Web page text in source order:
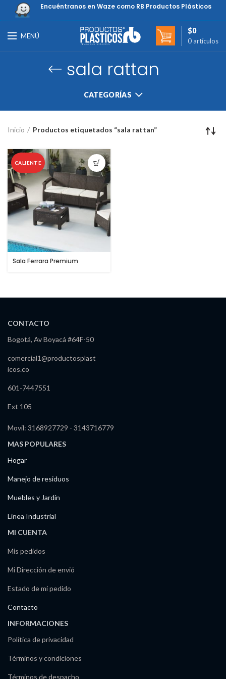
Encuéntranos en Waze como RB Productos Plásticos
MENÚ
0 artículos
$0
sala rattan
CATEGORÍAS
Inicio Productos etiquetados “sala rattan”
CALIENTE
Sala Ferrara Premium
CONTACTO
Bogotá, Av Boyacá #64F-50
comercial1@productosplast
icos.co
601-7447551
Ext 105
Movil: 3168927729 - 3143716779
MAS POPULARES
Hogar
Manejo de residuos
Muebles y Jardín
Línea Industrial
MI CUENTA
Mis pedidos
Mi Dirección de envió
Estado de mi pedido
Contacto
INFORMACIONES
Política de privacidad
Términos y condiciones
Términos de despacho